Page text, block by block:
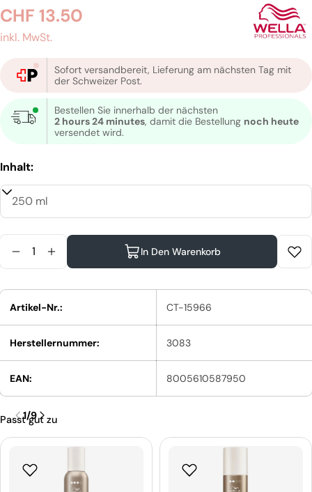
Regulärer
Preis
CHF 13.50
inkl. MwSt.
Sofort versandbereit, Lieferung am nächsten Tag mit
der Schweizer Post.
Bestellen Sie innerhalb der nächsten
2 hours 24 minutes, damit die Bestellung noch heute
versendet wird.
Inhalt:
Menge Für Wella Eimi Flexible Finish Non-
Menge Für Wella Eimi Flexible Finish Non-
In Den Warenkorb
Artikel-Nr.: CT-15966
Herstellernummer: 3083
EAN: 8005610587950
Passt gut zu
1/9